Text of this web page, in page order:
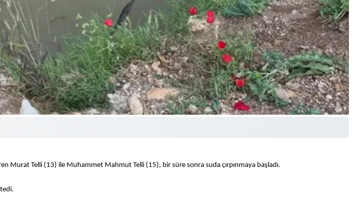
Murat Telli (13) ile Muhammet Mahmut Telli (15), bir süre sonra suda çırpınmaya başladı.